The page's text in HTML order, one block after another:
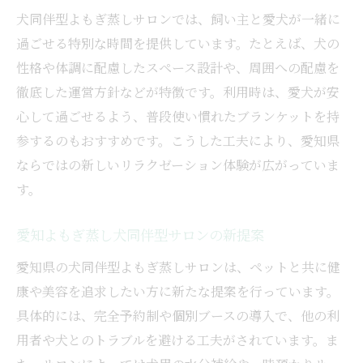
犬同伴型よもぎ蒸しサロンでは、飼い主と愛犬が一緒に
過ごせる特別な時間を提供しています。たとえば、犬の
性格や体調に配慮したスペース設計や、周囲への配慮を
徹底した運営方針などが特徴です。利用時は、愛犬が安
心して過ごせるよう、普段使い慣れたブランケットを持
参するのもおすすめです。こうした工夫により、愛知県
ならではの新しいリラクゼーション体験が広がっていま
す。
愛知よもぎ蒸し犬同伴型サロンの新提案
愛知県の犬同伴型よもぎ蒸しサロンは、ペットと共に健
康や美容を追求したい方に新たな提案を行っています。
具体的には、完全予約制や個別ブースの導入で、他の利
用者や犬とのトラブルを避ける工夫がされています。ま